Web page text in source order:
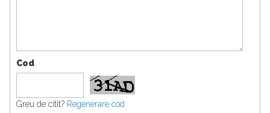
Cod
Greu de citit? Regenerare cod